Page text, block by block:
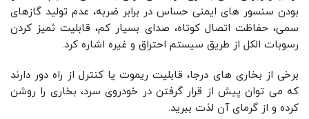
بودن سنسور های ایمنی حساس در برابر ضربه، عدم تولید گازهای
سمی، حفاظت اتصال کوتاه، صدای بسیار کم، قابلیت ثمیز کردن
رسوبات الکل از طریق سیستم احتراق و غیره اشاره کرد.
برخی از بخاری های درجا، قابلیت ریموت یا کنترل از راه دور دارند
که می توان پیش از قرار گرفتن در خودروی سرد، بخاری را روشن
کرده و از گرمای آن لذت ببرید.